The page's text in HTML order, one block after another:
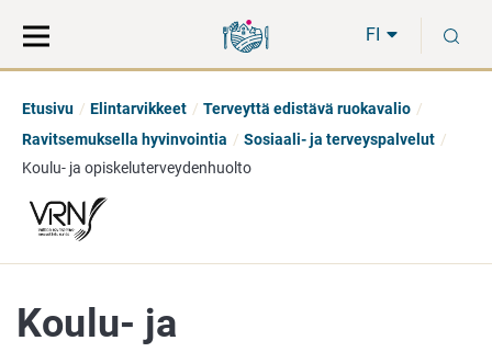
suoraan
sisältöön
koko
sivuston
FI
Etusivu Elintarvikkeet
Terveyttä edistävä ruokavalio
Ravitsemuksella hyvinvointia
Sosiaali- ja terveyspalvelut
Koulu- ja opiskeluterveydenhuolto
Koulu- ja